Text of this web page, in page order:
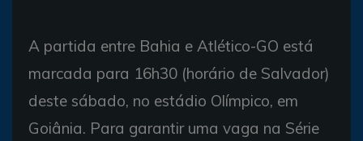
A partida entre Bahia e Atlético-GO está
marcada para 16h30 (horário de Salvador)
deste sábado, no estádio Olímpico, em
Goiânia. Para garantir uma vaga na Série